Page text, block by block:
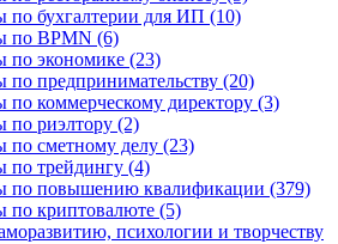
по бухгалтерии для ИП (10)
по BPMN (6)
по экономике (23)
по предпринимательству (20)
по коммерческому директору (3)
по риэлтору (2)
по сметному делу (23)
по трейдингу (4)
по повышению квалификации (379)
по криптовалюте (5)
психологии и творчеству